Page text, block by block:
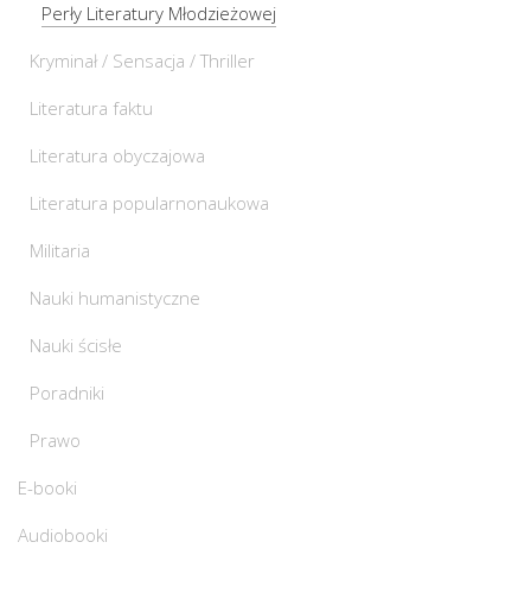
Perły Literatury Młodzieżowej
Kryminał / Sensacja / Thriller
Literatura faktu
Literatura obyczajowa
Literatura popularnonaukowa
Militaria
Nauki humanistyczne
Nauki ścisłe
Poradniki
Prawo
E-booki
Audiobooki